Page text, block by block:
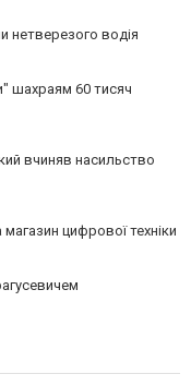
нетверезого водія
шахраям 60 тисяч
вчиняв насильство
магазин цифрової техніки